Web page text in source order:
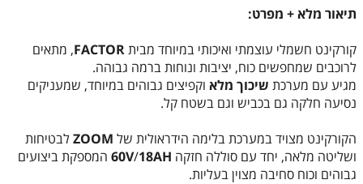
תיאור מלא + מפרט:
קורקינט חשמלי עוצמתי ואיכותי במיוחד מביתFACTOR, מתאים
לרוכבים שמחפשים כוח, יציבות ונוחות ברמה גבוהה.
מגיע עם מערכת שיכוך מלא וקפיצים גבוהים במיוחד, שמעניקים
נסיעה חלקה גם בכביש וגם בשטח קל.
הקורקינט מצויד במערכת בלימה הידראולית של ZOOMלבטיחות
ושליטה מלאה, יחד עם סוללה חזקה
60V/18AH
המספקת ביצועים
גבוהים וכוח סחיבה מצוין בעליות.